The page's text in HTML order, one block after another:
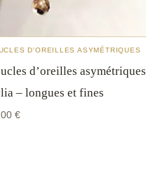
quelques conseils
désinscription en
D'OREILLES ASYMÉTRIQUES
d’oreilles asymétriques
– longues et fines
€